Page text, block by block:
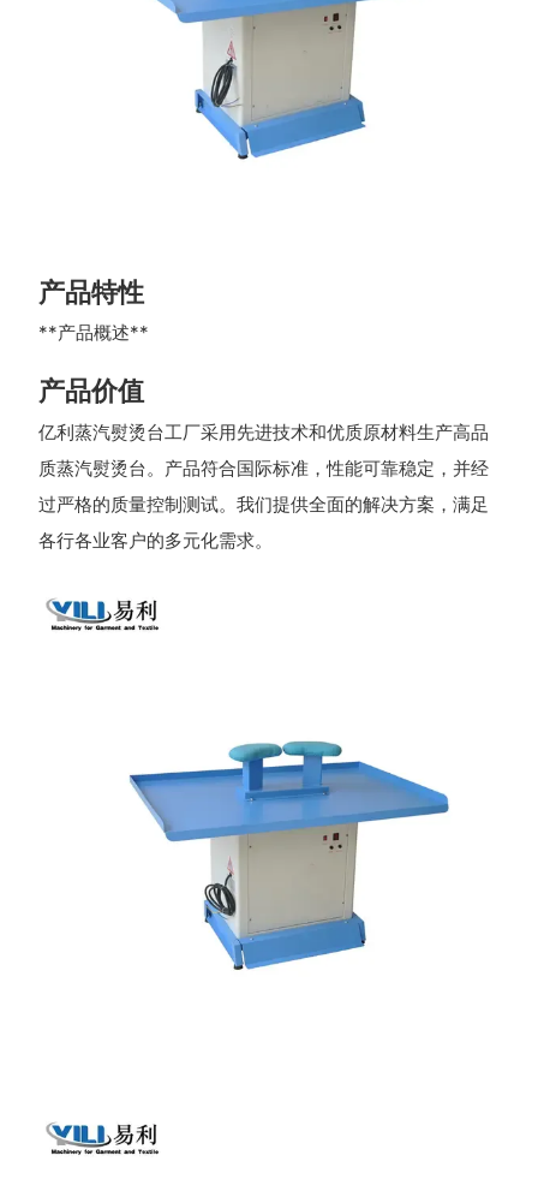
产品特性
**产品概述**
产品价值
亿利蒸汽熨烫台工厂采用先进技术和优质原材料生产高品
质蒸汽熨烫台。产品符合国际标准，性能可靠稳定，并经
过严格的质量控制测试。我们提供全面的解决方案，满足
各行各业客户的多元化需求。